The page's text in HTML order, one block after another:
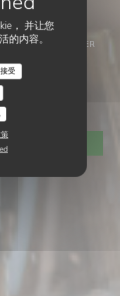
， 并让您
的内容。
受
• SAINT-OMER